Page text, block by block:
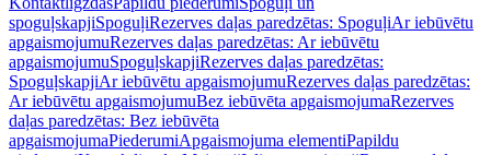
spoguļskapjiSpoguļiRezerves daļas paredzētas: SpoguļiAr iebūvētu
apgaismojumuRezerves daļas paredzētas: Ar iebūvētu
apgaismojumuSpoguļskapjiRezerves daļas paredzētas:
SpoguļskapjiAr iebūvētu apgaismojumuRezerves daļas paredzētas:
Ar iebūvētu apgaismojumuBez iebūvēta apgaismojumaRezerves
daļas paredzētas: Bez iebūvēta
apgaismojumaPiederumiApgaismojuma elementiPapildu